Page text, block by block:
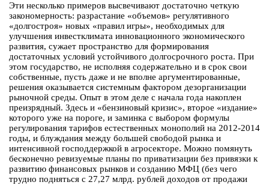
Эти несколько примеров высвечивают достаточно четкую
закономерность: разрастание «объемов» регулятивного
«долгостроя» новых «правил игры», необходимых для
улучшения инвестклимата инновационного экономического
развития, сужает пространство для формирования
достаточных условий устойчивого долгосрочного роста. При
этом государство, не исполняя содержательно и в срок свои
собственные, пусть даже и не вполне аргументированные,
решения оказывается системным фактором дезорганизации
рыночной среды. Опыт в этом деле с начала года накоплен
преизрядный. Здесь и «бензиновый кризис», второе «издание»
которого уже на пороге, и заминка с выбором формулы
регулирования тарифов естественных монополий на 2012-2014
годы, и блуждания между большей свободой рынка и
интенсивной господдержкой в агросекторе. Можно помянуть
бесконечно ревизуемые планы по приватизации без привязки к
развитию финансовых рынков и созданию МФЦ (без чего
трудно подняться с 27,27 млрд. рублей доходов от продажи